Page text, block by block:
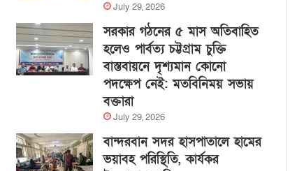
July 29, 2026
সরকার গঠনের ৫ মাস অতিবাহিত
হলেও পার্বত্য চট্টগ্রাম চুক্তি
বাস্তবায়নে দৃশ্যমান কোনো
পদক্ষেপ নেই: মতবিনিময় সভায়
বক্তারা
July 29, 2026
বান্দরবান সদর হাসপাতালে হামের
ভয়াবহ পরিস্থিতি, কার্যকর